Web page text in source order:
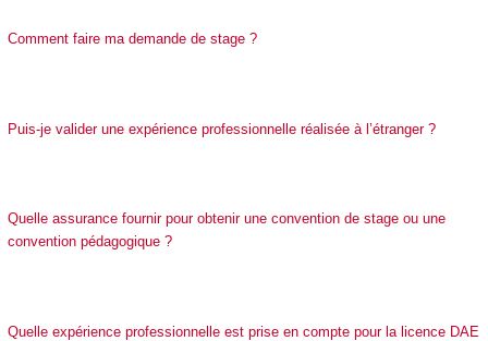
Comment faire ma demande de stage ?
Puis-je valider une expérience professionnelle réalisée à l’étranger ?
Quelle assurance fournir pour obtenir une convention de stage ou une
convention pédagogique ?
Quelle expérience professionnelle est prise en compte pour la licence DAE